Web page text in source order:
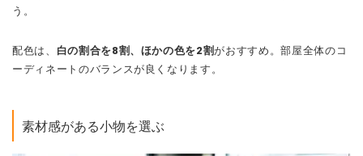
う。
配色は、 白の割合を8割、ほかの色を2割がおすすめ。部屋全体のコ
ーディネートのバランスが良くなります。
素材感がある小物を選ぶ